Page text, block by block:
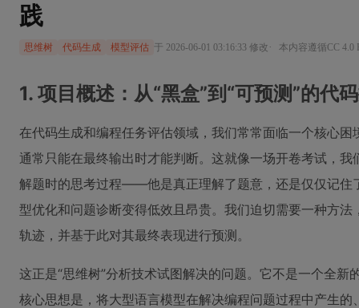
践
思维树 代码生成 模型评估 于 2026-06-01 03:16:33 修改 · 本内容遵循CC 4.0
1. 项目概述：从“黑盒”到“可预测”的代
在代码生成和编程任务评估领域，我们常常面临一个核心
通常只能在最终输出时才能判断。这就像一场开卷考试，
解题时的思考过程——他是真正理解了题意，还是仅仅记住
型优化和问题诊断变得低效且昂贵。我们迫切需要一种方法
轨迹，并基于此对其最终表现进行预测。
这正是“思维树”分析技术试图解决的问题。它不是一个全
核心思想是，将大型语言模型在解决编程问题过程中产生的